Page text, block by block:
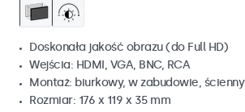
Doskonała jakość obrazu (do Full HD)
Wejścia: HDMI, VGA, BNC, RCA
Montaż: biurkowy, w zabudowie, ścienny
Rozmiar: 176 x 119 x 35 mm